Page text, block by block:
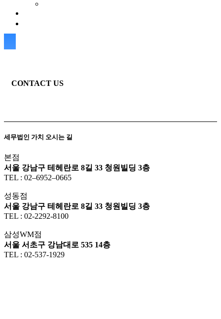
CONTACT US
세무법인 가치 오시는 길
본점
서울 강남구 테헤란로 8길 33 청원빌딩 3층
TEL : 02–6952–0665
성동점
서울 강남구 테헤란로 8길 33 청원빌딩 3층
TEL : 02-2292-8100
삼성WM점
서울 서초구 강남대로 535 14층
TEL : 02-537-1929